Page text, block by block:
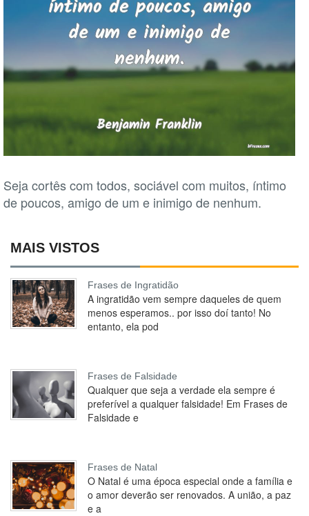
Seja cortês com todos, sociável com muitos, íntimo
de poucos, amigo de um e inimigo de nenhum.
MAIS VISTOS
Frases de Ingratidão
A ingratidão vem sempre daqueles de quem
menos esperamos.. por isso doí tanto! No
entanto, ela pod
Frases de Falsidade
Qualquer que seja a verdade ela sempre é
preferível a qualquer falsidade! Em Frases de
Falsidade e
Frases de Natal
O Natal é uma época especial onde a família e
o amor deverão ser renovados. A união, a paz
e a